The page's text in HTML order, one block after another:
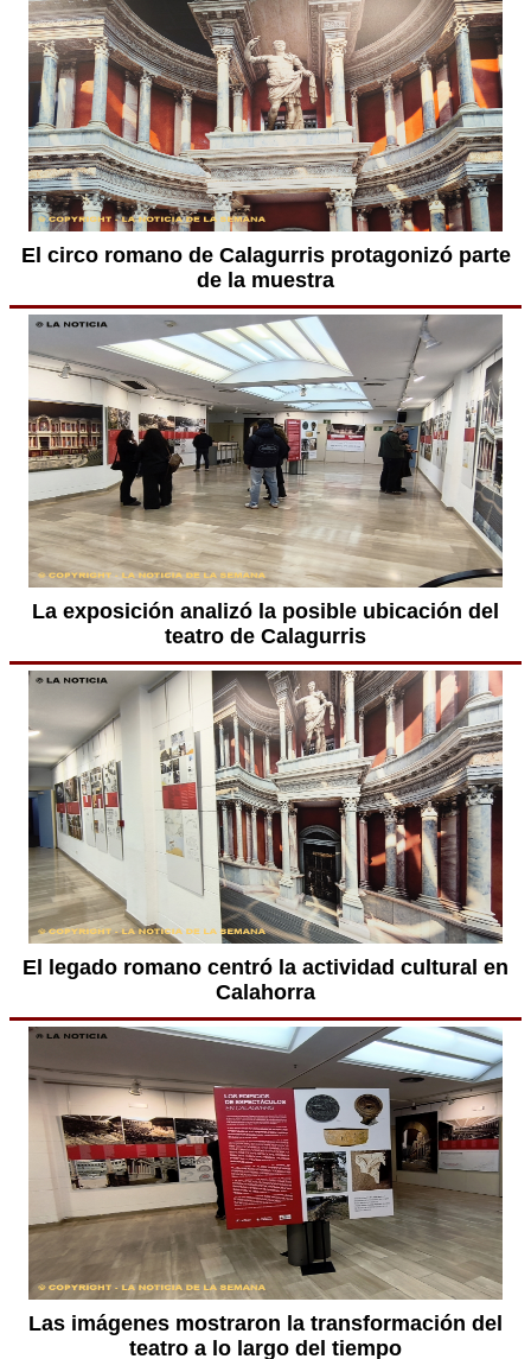
El circo romano de Calagurris protagonizó parte
de la muestra
La exposición analizó la posible ubicación del
teatro de Calagurris
El legado romano centró la actividad cultural en
Calahorra
Las imágenes mostraron la transformación del
teatro a lo largo del tiempo